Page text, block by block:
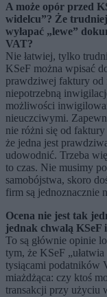
A może opór przed
widelcu”? Że
wyłapać „lewe”
VAT?
Nie łatwiej, tylko
KSeF można wpisać
prawdziwej faktury od
niepotrzebną
możliwości
nieuczciwymi.
nie różni się od faktury
że jedna jest
udowodnić. Trzeba
to czas. Nie musimy
samobójstwa, skoro
firm są jednoznacznie
Ocena nie jest tak
jednak chwalą KSeF
To są głównie opinie
tym, że KSeF
tysiącami podatników
miażdżąca: czy ktoś
transakcji przy użyciu